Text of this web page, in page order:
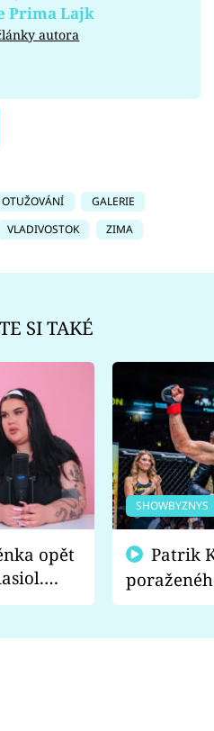
Prima Lajk
autora
OTUŽOVÁNÍ
GALERIE
VLADIVOSTOK ZIMA
SI TAKÉ
opět
a
SHOWBYZNYS
fanoušci